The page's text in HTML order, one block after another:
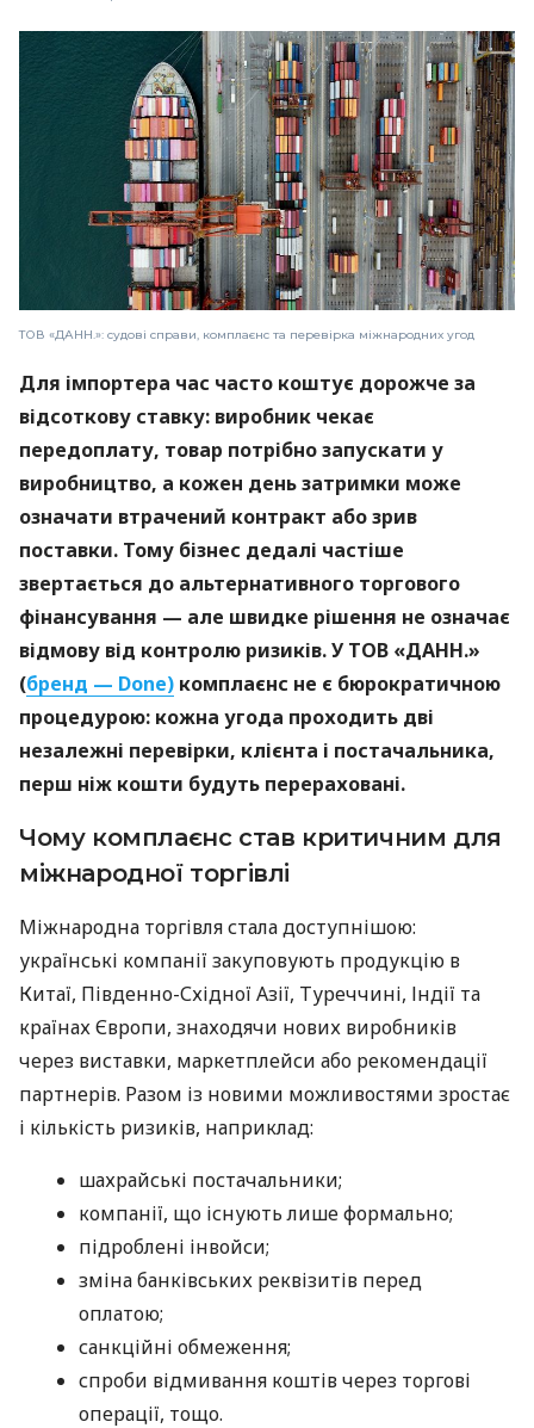
ТОВ «ДАНН.»: судові справи, комплаєнс та перевірка міжнародних угод
Для імпортера час часто коштує дорожче за
відсоткову ставку: виробник чекає
передоплату, товар потрібно запускати у
виробництво, а кожен день затримки може
означати втрачений контракт або зрив
поставки. Тому бізнес дедалі частіше
звертається до альтернативного торгового
фінансування — але швидке рішення не означає
відмову від контролю ризиків. У ТОВ «ДАНН.»
(бренд — Done) комплаєнс не є бюрократичною
процедурою: кожна угода проходить дві
незалежні перевірки, клієнта і постачальника,
перш ніж кошти будуть перераховані.
Чому комплаєнс став критичним для
міжнародної торгівлі
Міжнародна торгівля стала доступнішою:
українські компанії закуповують продукцію в
Китаї, Південно-Східної Азії, Туреччині, Індії та
країнах Європи, знаходячи нових виробників
через виставки, маркетплейси або рекомендації
партнерів. Разом із новими можливостями зростає
і кількість ризиків, наприклад:
шахрайські постачальники;
компанії, що існують лише формально;
підроблені інвойси;
зміна банківських реквізитів перед
оплатою;
санкційні обмеження;
спроби відмивання коштів через торгові
операції, тощо.